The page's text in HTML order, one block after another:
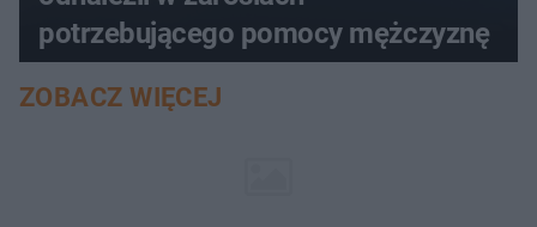
potrzebującego pomocy mężczyznę
ZOBACZ WIĘCEJ